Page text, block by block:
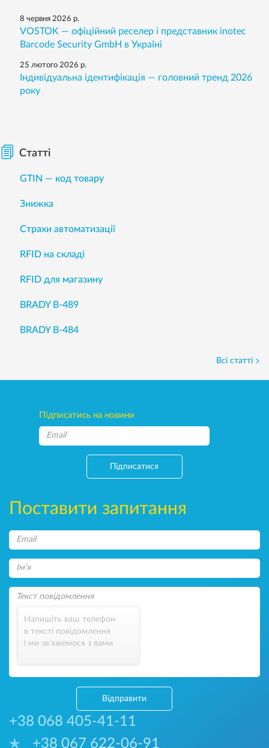
8 червня 2026 р.
VOSTOK — офіційний реселер і представник inotec
Barcode Security GmbH в Україні
25 лютого 2026 р.
Індивідуальна ідентифікація — головний тренд 2026
року
Статті
GTIN — код товару
Знижка
Страхи автоматизації
RFID на складі
RFID для магазину
BRADY B-489
BRADY B-484
Всі статті
Підписатись на новини
Підписатися
Поставити запитання
Напишіть ваш телефон
в тексті повідомлення
і ми зв’яжемося з вами
Відправити
+38 068 405-41-11
+38 067 622-06-91